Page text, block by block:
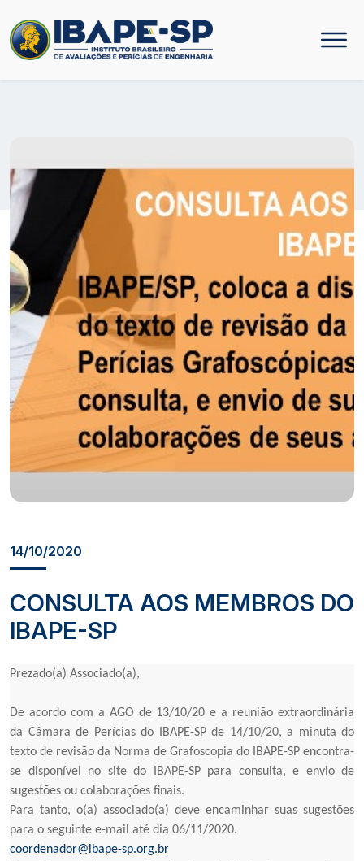
14/10/2020
CONSULTA AOS MEMBROS DO
IBAPE-SP
Prezado(a) Associado(a),
De acordo com a AGO de 13/10/20 e a reunião extraordinária
da Câmara de Perícias do IBAPE-SP de 14/10/20, a minuta do
texto de revisão da Norma de Grafoscopia do IBAPE-SP encontra-
se disponível no site do IBAPE-SP para consulta, e envio de
sugestões ou colaborações finais.
Para tanto, o(a) associado(a) deve encaminhar suas sugestões
para o seguinte e-mail até dia 06/11/2020.
coordenador@ibape-sp.org.br